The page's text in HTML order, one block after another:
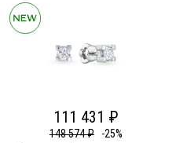
111 431 ₽
148 574 ₽ -25%